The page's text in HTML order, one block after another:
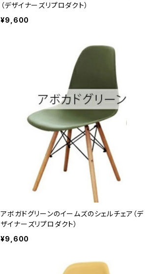
（デザイナーズリプロダクト）
¥9,600
アボガドグリーンのイームズのシェルチェア（デ
ザイナーズリプロダクト）
¥9,600